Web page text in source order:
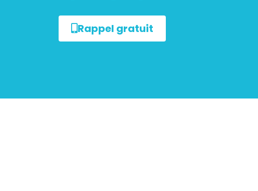
Rappel gratuit